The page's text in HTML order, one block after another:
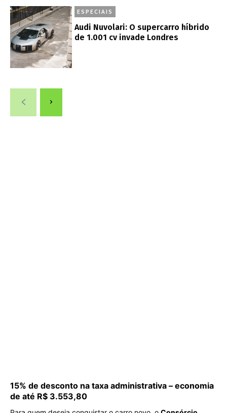
ESPECIAIS
Audi Nuvolari: O supercarro híbrido
de 1.001 cv invade Londres
15% de desconto na taxa administrativa – economia
de até R$ 3.553,80